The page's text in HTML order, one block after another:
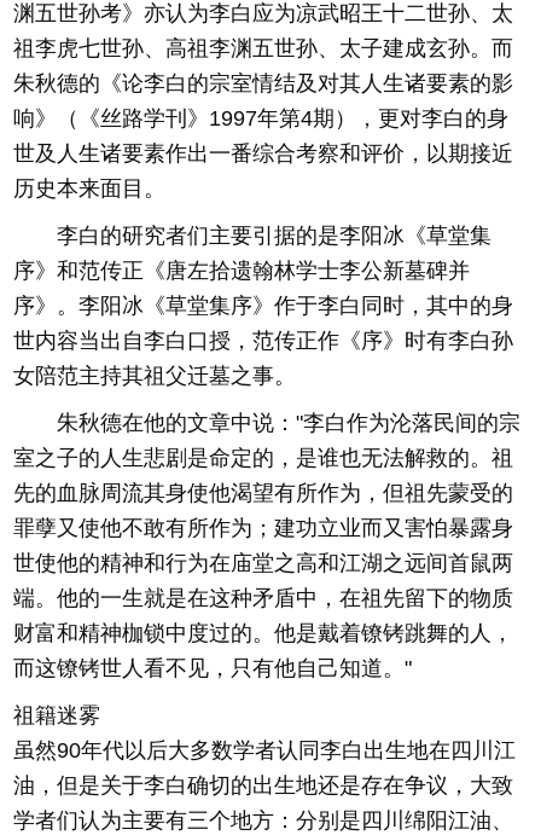
渊五世孙考》亦认为李白应为凉武昭王十二世孙、太
祖李虎七世孙、高祖李渊五世孙、太子建成玄孙。而
朱秋德的《论李白的宗室情结及对其人生诸要素的影
响》（《丝路学刊》1997年第4期），更对李白的身
世及人生诸要素作出一番综合考察和评价，以期接近
历史本来面目。
李白的研究者们主要引据的是李阳冰《草堂集
序》和范传正《唐左拾遗翰林学士李公新墓碑并
序》。李阳冰《草堂集序》作于李白同时，其中的身
世内容当出自李白口授，范传正作《序》时有李白孙
女陪范主持其祖父迁墓之事。
朱秋德在他的文章中说："李白作为沦落民间的宗
室之子的人生悲剧是命定的，是谁也无法解救的。祖
先的血脉周流其身使他渴望有所作为，但祖先蒙受的
罪孽又使他不敢有所作为；建功立业而又害怕暴露身
世使他的精神和行为在庙堂之高和江湖之远间首鼠两
端。他的一生就是在这种矛盾中，在祖先留下的物质
财富和精神枷锁中度过的。他是戴着镣铐跳舞的人，
而这镣铐世人看不见，只有他自己知道。"
祖籍迷雾
虽然90年代以后大多数学者认同李白出生地在四川江
油，但是关于李白确切的出生地还是存在争议，大致
学者们认为主要有三个地方：分别是四川绵阳江油、